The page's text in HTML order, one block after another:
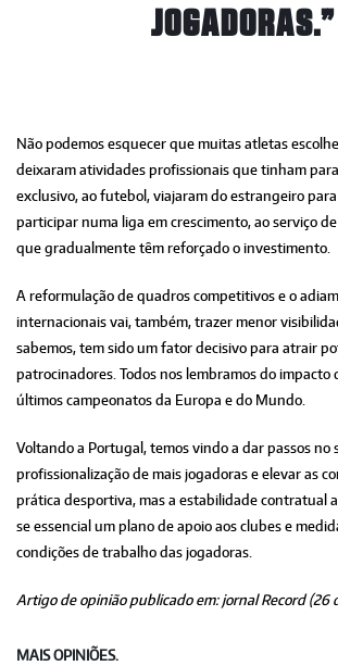
JOGADORAS.”
Não podemos esquecer que muitas atletas
deixaram atividades profissionais que tinham
exclusivo, ao futebol, viajaram do estrangeiro
participar numa liga em crescimento, ao serviço
que gradualmente têm reforçado o investimento.
A reformulação de quadros competitivos e o
internacionais vai, também, trazer menor
sabemos, tem sido um fator decisivo para atrair
patrocinadores. Todos nos lembramos do impacto
últimos campeonatos da Europa e do Mundo.
Voltando a Portugal, temos vindo a dar passos no
profissionalização de mais jogadoras e elevar as
prática desportiva, mas a estabilidade contratual
se essencial um plano de apoio aos clubes e
condições de trabalho das jogadoras.
Artigo de opinião publicado em: jornal Record (26
MAIS OPINIÕES.